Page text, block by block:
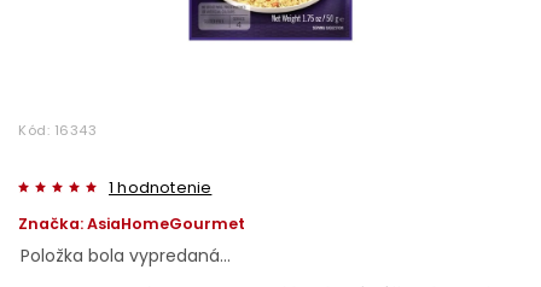
Kód: 16343
1 hodnotenie
Značka:AsiaHomeGourmet
Položka bola vypredaná…